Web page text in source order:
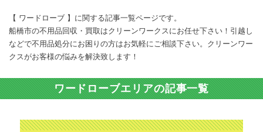
【 ワードローブ 】に関する記事一覧ページです。
船橋市の不用品回収・買取はクリーンワークスにお任せ下さい！引越し
などで不用品処分にお困りの方はお気軽にご相談下さい。クリーンワー
クスがお客様の悩みを解決致します！
ワードローブエリアの記事一覧